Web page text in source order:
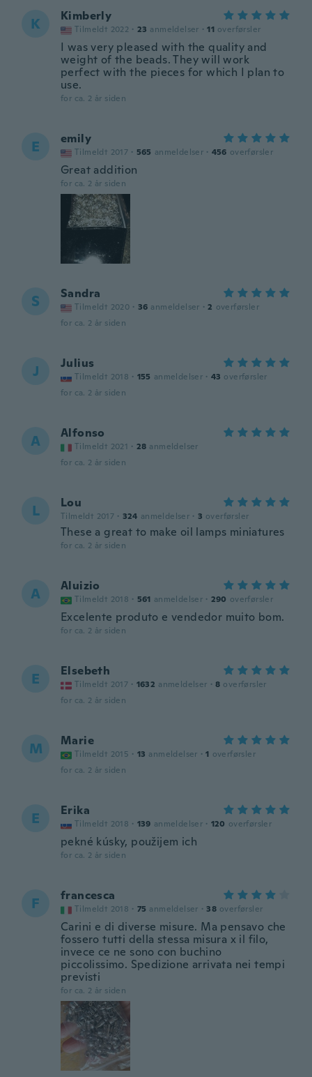
K Kimberly
Tilmeldt 2022 · 23 anmeldelser · 11 overførsler
I was very pleased with the quality and
weight of the beads. They will work
perfect with the pieces for which I plan to
use.
for ca. 2 år siden
E emily
Tilmeldt 2017 · 565 anmeldelser · 456 overførsler
Great addition
for ca. 2 år siden
S Sandra
Tilmeldt 2020 · 36 anmeldelser · 2 overførsler
for ca. 2 år siden
J Julius
Tilmeldt 2018 · 155 anmeldelser · 43 overførsler
for ca. 2 år siden
A Alfonso
Tilmeldt 2021 · 28 anmeldelser
for ca. 2 år siden
L Lou
Tilmeldt 2017 · 324 anmeldelser · 3 overførsler
These a great to make oil lamps miniatures
for ca. 2 år siden
A Aluizio
Tilmeldt 2018 · 561 anmeldelser · 290 overførsler
Excelente produto e vendedor muito bom.
for ca. 2 år siden
E Elsebeth
Tilmeldt 2017 · 1632 anmeldelser · 8 overførsler
for ca. 2 år siden
M Marie
Tilmeldt 2015 · 13 anmeldelser · 1 overførsler
for ca. 2 år siden
E Erika
Tilmeldt 2018 · 139 anmeldelser · 120 overførsler
pekné kúsky, použijem ich
for ca. 2 år siden
F francesca
Tilmeldt 2018 · 75 anmeldelser · 38 overførsler
Carini e di diverse misure. Ma pensavo che
fossero tutti della stessa misura x il filo,
invece ce ne sono con buchino
piccolissimo. Spedizione arrivata nei tempi
previsti
for ca. 2 år siden